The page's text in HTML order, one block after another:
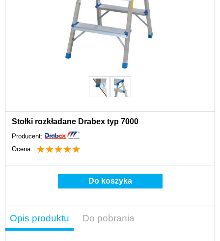
Stołki rozkładane Drabex typ 7000
Producent:
Ocena:
☆☆☆☆☆
★★★★★
Do koszyka
Opis produktu Do pobrania